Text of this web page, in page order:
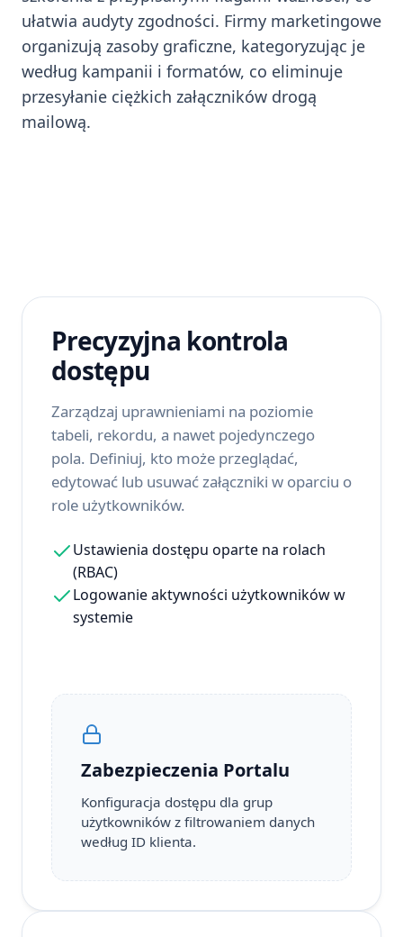
ułatwia audyty zgodności. Firmy marketingowe
organizują zasoby graficzne, kategoryzując je
według kampanii i formatów, co eliminuje
przesyłanie ciężkich załączników drogą
mailową.
Precyzyjna kontrola
dostępu
Zarządzaj uprawnieniami na poziomie
tabeli, rekordu, a nawet pojedynczego
pola. Definiuj, kto może przeglądać,
edytować lub usuwać załączniki w oparciu o
role użytkowników.
Ustawienia dostępu oparte na rolach
(RBAC)
Logowanie aktywności użytkowników w
systemie
Zabezpieczenia Portalu
Konfiguracja dostępu dla grup
użytkowników z filtrowaniem danych
według ID klienta.